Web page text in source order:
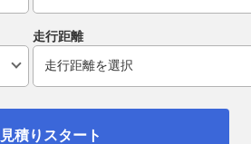
走行距離
見積りスタート